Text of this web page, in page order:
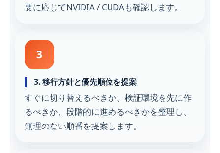
要に応じてNVIDIA / CUDAも確認します。
3. 移行方針と優先順位を提案
すぐに切り替えるべきか、検証環境を先に作
るべきか、段階的に進めるべきかを整理し、
無理のない順番を提案します。